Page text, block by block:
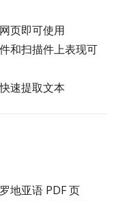
页即可使用
和扫描件上表现可
速提取文本
地亚语 PDF 页